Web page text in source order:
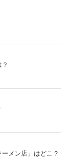
メン店」はどこ？